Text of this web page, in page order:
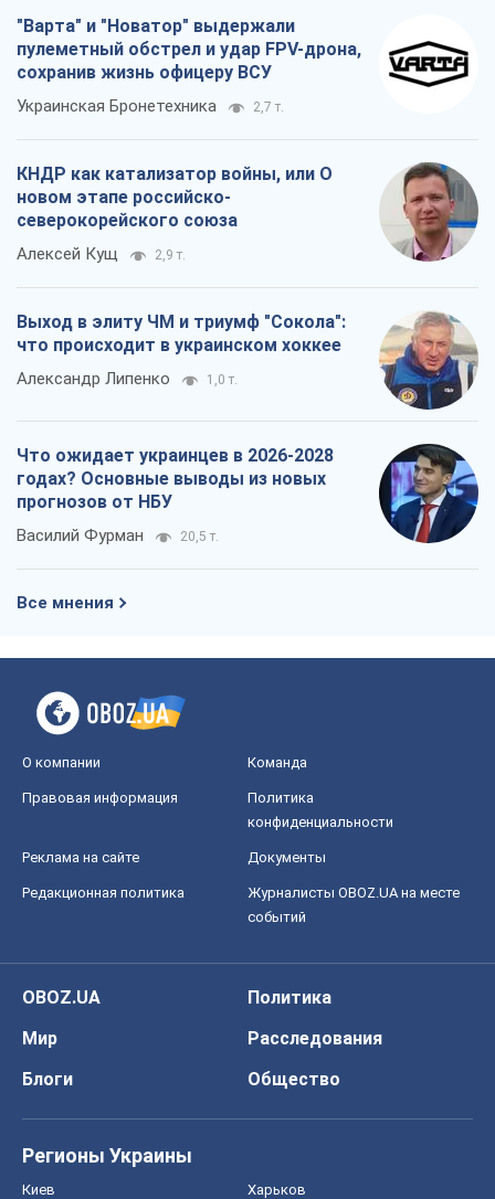
"Варта" и "Новатор" выдержали
пулеметный обстрел и удар FPV-дрона,
сохранив жизнь офицеру ВСУ
Украинская Бронетехника 2,7 т.
КНДР как катализатор войны, или О
новом этапе российско-
северокорейского союза
Алексей Кущ 2,9 т.
Выход в элиту ЧМ и триумф "Сокола":
что происходит в украинском хоккее
Александр Липенко 1,0 т.
Что ожидает украинцев в 2026-2028
годах? Основные выводы из новых
прогнозов от НБУ
Василий Фурман 20,5 т.
Все мнения
О компании Команда
Правовая информация
Политика
конфиденциальности
Реклама на сайте Документы
Редакционная политика
Журналисты OBOZ.UA на месте
событий
OBOZ.UA
Политика
Мир
Расследования
Блоги
Общество
Регионы Украины
Киев Харьков